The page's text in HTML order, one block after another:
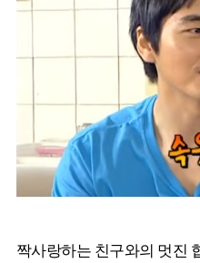
짝사랑하는 친구와의 멋진